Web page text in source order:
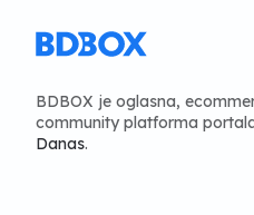
BDBOX je oglasna,
community platforma
Danas.